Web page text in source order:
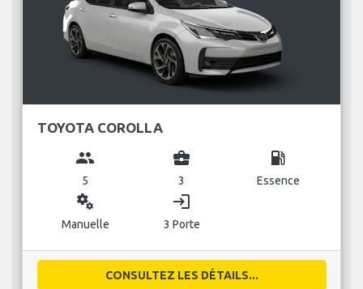
TOYOTA COROLLA
group
5
business_center
3
local_gas_station
Essence
miscellaneous_services
Manuelle
login
3 Porte
CONSULTEZ LES DÉTAILS...